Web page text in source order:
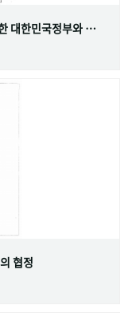
가족계획 분야에 있어서의 기술협력에 관한 대한민국정부와 스웨덴 정부간의 협정
협정